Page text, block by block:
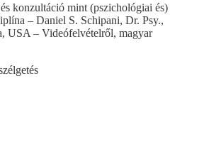
konzultáció mint (pszichológiai és)
– Daniel S. Schipani, Dr. Psy.,
USA – Videófelvételről, magyar